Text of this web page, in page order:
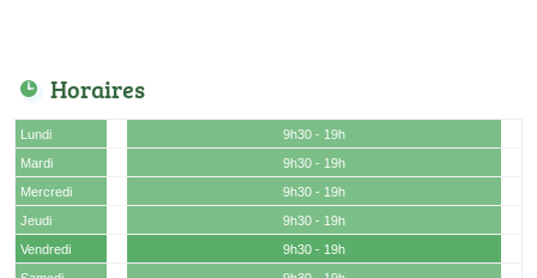
Horaires
Lundi
9h30 - 19h
Mardi
9h30 - 19h
Mercredi
9h30 - 19h
Jeudi
9h30 - 19h
Vendredi
9h30 - 19h